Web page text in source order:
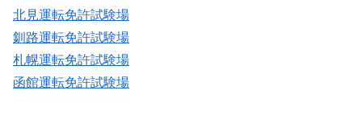
北見運転免許試験場
釧路運転免許試験場
札幌運転免許試験場
函館運転免許試験場